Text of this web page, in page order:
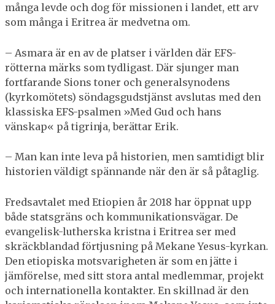
många levde och dog för missionen i landet, ett arv
som många i Eritrea är medvetna om.
– Asmara är en av de platser i världen där EFS-
rötterna märks som tydligast. Där sjunger man
fortfarande Sions toner och generalsynodens
(kyrkomötets) söndagsgudstjänst avslutas med den
klassiska EFS-psalmen »Med Gud och hans
vänskap« på tigrinja, berättar Erik.
– Man kan inte leva på historien, men samtidigt blir
historien väldigt spännande när den är så påtaglig.
Fredsavtalet med Etiopien år 2018 har öppnat upp
både statsgräns och kommunikationsvägar. De
evangelisk-lutherska kristna i Eritrea ser med
skräckblandad förtjusning på Mekane Yesus-kyrkan.
Den etiopiska motsvarigheten är som en jätte i
jämförelse, med sitt stora antal medlemmar, projekt
och internationella kontakter. En skillnad är den